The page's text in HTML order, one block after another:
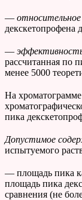
—
декскетопрофена
—
рассчитанная по
менее 5000
На хроматограмме
пика
Допустимое
испытуемого
— площадь пика
площадь пика
сравнения (не